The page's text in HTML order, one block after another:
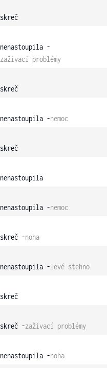
skreč
nenastoupila -
zažívací problémy
skreč
nenastoupila -nemoc
skreč
nenastoupila
nenastoupila -nemoc
skreč -noha
nenastoupila -levé stehno
skreč
skreč -zažívací problémy
nenastoupila -noha